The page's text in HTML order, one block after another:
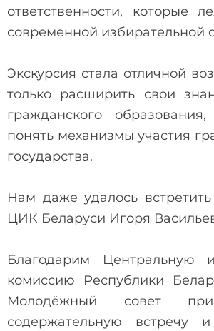
ответственности, которые
современной избирательной
Экскурсия стала отличной
только расширить свои
гражданского
понять механизмы участия
государства.
Нам даже удалось встретить
ЦИК Беларуси Игоря
Благодарим Центральную
комиссию Республики
Молодёжный совет
содержательную встречу